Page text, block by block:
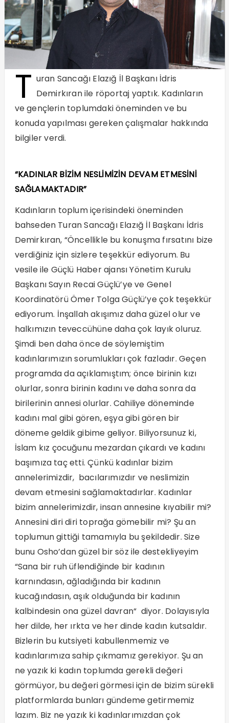
T uran Sancağı Elazığ İl Başkanı İdris
Demirkıran ile röportaj yaptık. Kadınların
ve gençlerin toplumdaki öneminden ve bu
konuda yapılması gereken çalışmalar hakkında
bilgiler verdi.
“KADINLAR BİZİM NESLİMİZİN DEVAM ETMESİNİ
SAĞLAMAKTADIR”
Kadınların toplum içerisindeki öneminden
bahseden Turan Sancağı Elazığ İl Başkanı İdris
Demirkıran, “Öncellikle bu konuşma fırsatını bize
verdiğiniz için sizlere teşekkür ediyorum. Bu
vesile ile Güçlü Haber ajansı Yönetim Kurulu
Başkanı Sayın Recai Güçlü’ye ve Genel
Koordinatörü Ömer Tolga Güçlü’ye çok teşekkür
ediyorum. İnşallah akışımız daha güzel olur ve
halkımızın teveccühüne daha çok layık oluruz.
Şimdi ben daha önce de söylemiştim
kadınlarımızın sorumlukları çok fazladır. Geçen
programda da açıklamıştım; önce birinin kızı
olurlar, sonra birinin kadını ve daha sonra da
birilerinin annesi olurlar. Cahiliye döneminde
kadını mal gibi gören, eşya gibi gören bir
döneme geldik gibime geliyor. Biliyorsunuz ki,
İslam kız çocuğunu mezardan çıkardı ve kadını
başımıza taç etti. Çünkü kadınlar bizim
annelerimizdir, bacılarımızdır ve neslimizin
devam etmesini sağlamaktadırlar. Kadınlar
bizim annelerimizdir, insan annesine kıyabilir mi?
Annesini diri diri toprağa gömebilir mi? Şu an
toplumun gittiği tamamıyla bu şekildedir. Size
bunu Osho’dan güzel bir söz ile destekliyeyim
“Sana bir ruh üflendiğinde bir kadının
karnındasın, ağladığında bir kadının
kucağındasın, aşık olduğunda bir kadının
kalbindesin ona güzel davran“ diyor. Dolayısıyla
her dilde, her ırkta ve her dinde kadın kutsaldır.
Bizlerin bu kutsiyeti kabullenmemiz ve
kadınlarımıza sahip çıkmamız gerekiyor. Şu an
ne yazık ki kadın toplumda gerekli değeri
görmüyor, bu değeri görmesi için de bizim sürekli
platformlarda bunları gündeme getirmemiz
lazım. Biz ne yazık ki kadınlarımızdan çok